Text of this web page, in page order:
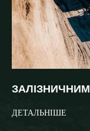
ДЕТАЛЬНІШЕ